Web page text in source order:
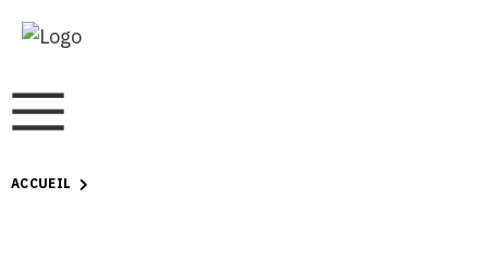
ACCUEIL